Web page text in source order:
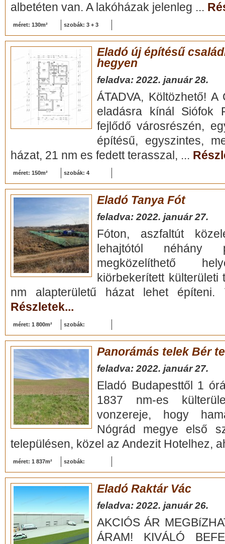
albetéten van. A lakóházak jelenleg ...
méret: 130m² szobák: 3 + 3
Eladó új építésű
hegyen
feladva: 2022. január 28.
ÁTADVA, Költözhető!
eladásra kínál Siófok
fejlődő városrészén,
építésű, egyszintes,
házat, 21 nm es fedett terasszal, ...
méret: 150m² szobák: 4
Eladó Tanya Fót
feladva: 2022. január 27.
Fóton, aszfaltút
lehajtótól néhány
megközelíthető
kiörbekerített
nm alapterületű házat lehet
Részletek...
méret: 1 800m² szobák:
Panorámás telek Bér
feladva: 2022. január 27.
Eladó Budapesttől 1
1837 nm-es
vonzereje, hogy
Nógrád megye első
településen, közel az Andezit Hotelhez,
méret: 1 837m² szobák:
Eladó Raktár Vác
feladva: 2022. január 26.
AKCIÓS ÁR
ÁRAM! KIVÁLÓ